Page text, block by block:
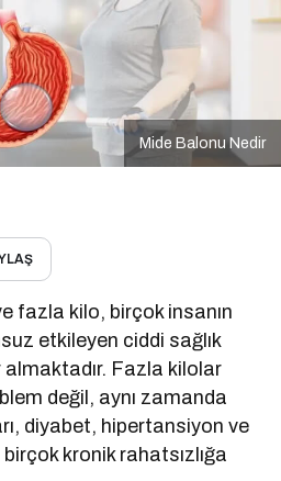
Mide Balonu Nedir
fazla kilo, birçok insanın
etkileyen ciddi sağlık
almaktadır. Fazla kilolar
değil, aynı zamanda
diyabet, hipertansiyon ve
kronik rahatsızlığa